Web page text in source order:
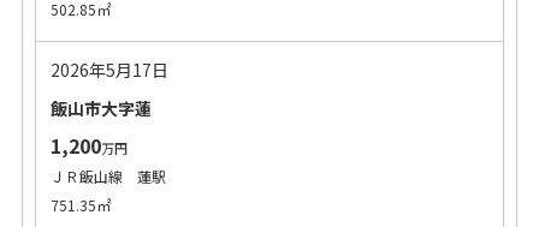
502.85㎡
2026年5月17日
飯山市大字蓮
1,200万円
ＪＲ飯山線 蓮駅
751.35㎡